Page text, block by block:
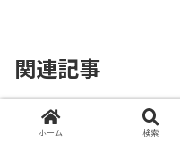
関連記事
ホーム 検索